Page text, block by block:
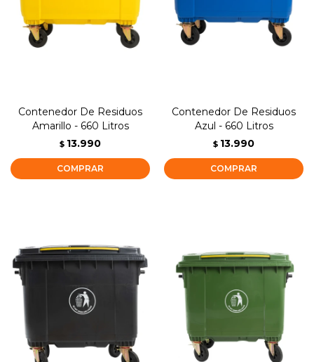
Contenedor De Residuos
Amarillo - 660 Litros
$ 13.990
Contenedor De Residuos
Azul - 660 Litros
$ 13.990